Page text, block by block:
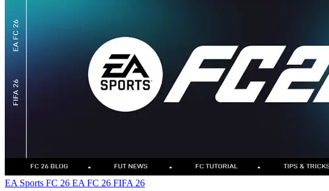
EA Sports FC 26 EA FC 26 FIFA 26